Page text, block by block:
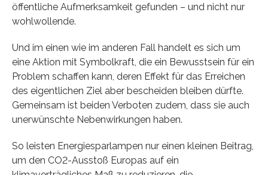
öffentliche Aufmerksamkeit gefunden – und nicht nur
wohlwollende.
Und im einen wie im anderen Fall handelt es sich um
eine Aktion mit Symbolkraft, die ein Bewusstsein für ein
Problem schaffen kann, deren Effekt für das Erreichen
des eigentlichen Ziel aber bescheiden bleiben dürfte.
Gemeinsam ist beiden Verboten zudem, dass sie auch
unerwünschte Nebenwirkungen haben.
So leisten Energiesparlampen nur einen kleinen Beitrag,
um den CO2-Ausstoß Europas auf ein